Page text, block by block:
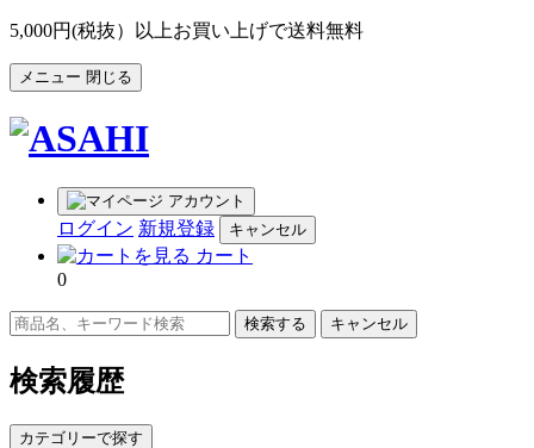
5,000円(税抜）以上お買い上げで送料無料
メニュー 閉じる
アカウント
ログイン 新規登録 キャンセル
カート
0
キャンセル
検索履歴
カテゴリーで探す